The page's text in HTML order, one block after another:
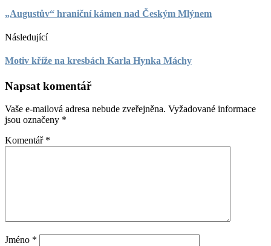
„Augustův“ hraniční kámen nad Českým Mlýnem
Následující
Motiv kříže na kresbách Karla Hynka Máchy
Napsat komentář
Vaše e-mailová adresa nebude zveřejněna. Vyžadované informace
jsou označeny *
Komentář *
Jméno *